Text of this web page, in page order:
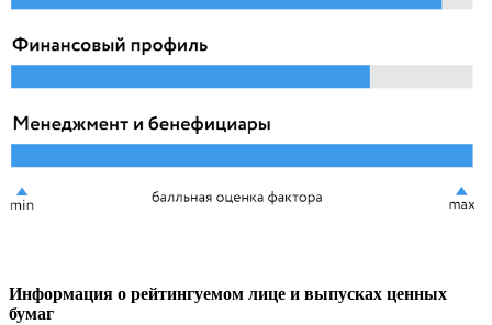
Информация о рейтингуемом лице и выпусках ценных
бумаг